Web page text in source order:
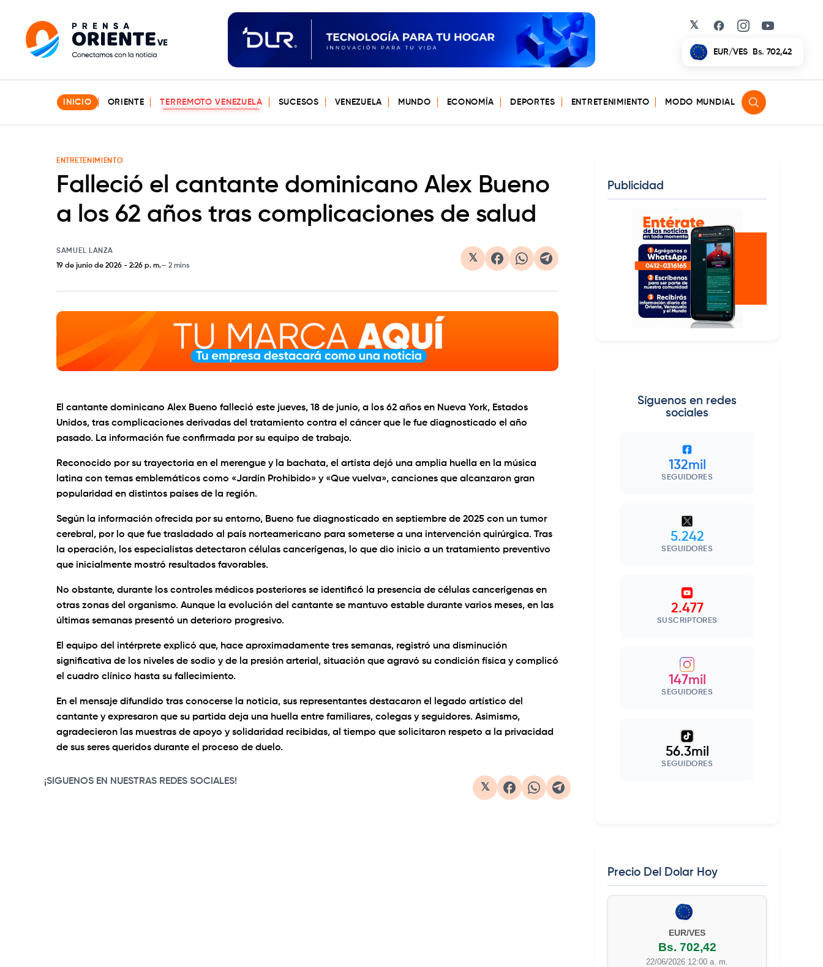
𝕏 Facebook
Instagram
YouTube
EUR/VES Bs. 702,42
INICIO ORIENTE TERREMOTO VENEZUELA SUCESOS VENEZUELA MUNDO ECONOMÍA DEPORTES ENTRETENIMIENTO MODO MUNDIAL
ENTRETENIMIENTO
Falleció el cantante dominicano Alex Bueno
a los 62 años tras complicaciones de salud
SAMUEL LANZA
19 de junio de 2026 - 2:26 p. m. 2 mins
𝕏
El cantante dominicano Alex Bueno falleció este jueves, 18 de junio, a los 62 años en Nueva York, Estados
Unidos, tras complicaciones derivadas del tratamiento contra el cáncer que le fue diagnosticado el año
pasado. La información fue confirmada por su equipo de trabajo.
Reconocido por su trayectoria en el merengue y la bachata, el artista dejó una amplia huella en la música
latina con temas emblemáticos como «Jardín Prohibido» y «Que vuelva», canciones que alcanzaron gran
popularidad en distintos países de la región.
Según la información ofrecida por su entorno, Bueno fue diagnosticado en septiembre de 2025 con un tumor
cerebral, por lo que fue trasladado al país norteamericano para someterse a una intervención quirúrgica. Tras
la operación, los especialistas detectaron células cancerígenas, lo que dio inicio a un tratamiento preventivo
que inicialmente mostró resultados favorables.
No obstante, durante los controles médicos posteriores se identificó la presencia de células cancerígenas en
otras zonas del organismo. Aunque la evolución del cantante se mantuvo estable durante varios meses, en las
últimas semanas presentó un deterioro progresivo.
El equipo del intérprete explicó que, hace aproximadamente tres semanas, registró una disminución
significativa de los niveles de sodio y de la presión arterial, situación que agravó su condición física y complicó
el cuadro clínico hasta su fallecimiento.
En el mensaje difundido tras conocerse la noticia, sus representantes destacaron el legado artístico del
cantante y expresaron que su partida deja una huella entre familiares, colegas y seguidores. Asimismo,
agradecieron las muestras de apoyo y solidaridad recibidas, al tiempo que solicitaron respeto a la privacidad
de sus seres queridos durante el proceso de duelo.
¡SIGUENOS EN NUESTRAS REDES SOCIALES!
𝕏
Publicidad
Síguenos en redes
sociales
132mil
SEGUIDORES
5.242
SEGUIDORES
2.477
SUSCRIPTORES
147mil
SEGUIDORES
56.3mil
SEGUIDORES
Precio Del Dolar Hoy
EUR/VES
Bs. 702,42
22/06/2026 12:00 a. m.